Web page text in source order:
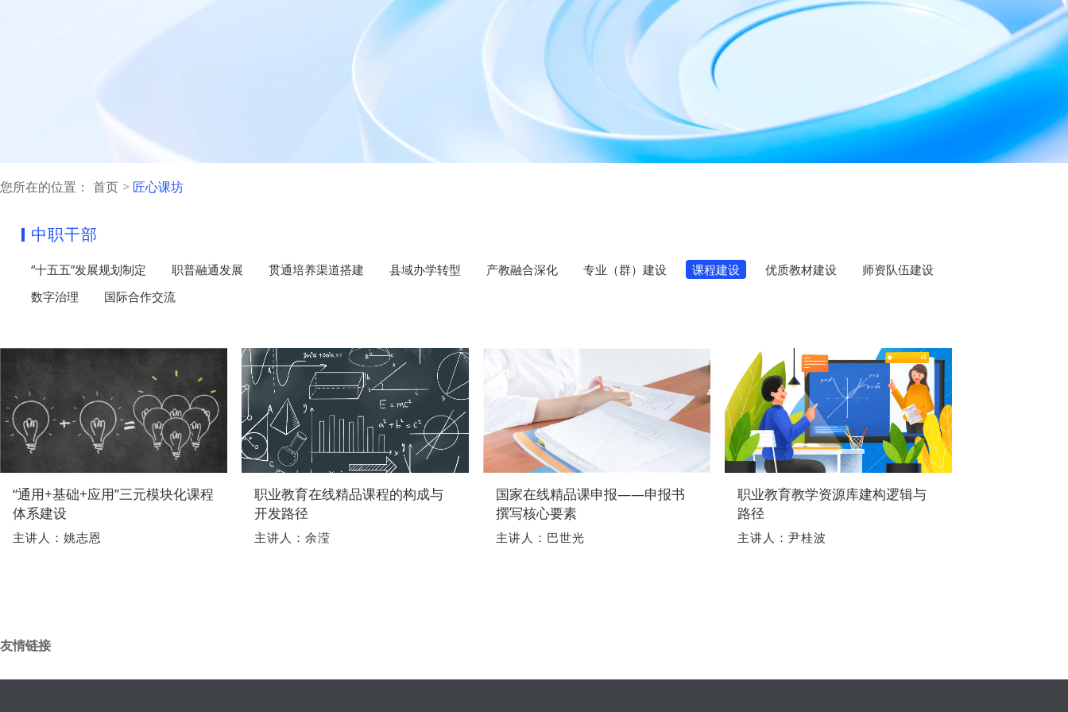
您所在的位置： 首页 匠心课坊
中职干部
“十五五”发展规划制定 职普融通发展 贯通培养渠道搭建 县域办学转型 产教融合深化 专业（群）建设 课程建设 优质教材建设
师资队伍建设
数字治理
国际合作交流
“通用+基础+应用”三元模块化课程
体系建设
主讲人：姚志恩
职业教育在线精品课程的构成与
开发路径
主讲人：余滢
国家在线精品课申报——申报书
撰写核心要素
主讲人：巴世光
职业教育教学资源库建构逻辑与
路径
主讲人：尹桂波
友情链接